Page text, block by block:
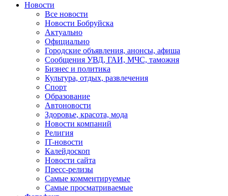
Новости
Все новости
Новости Бобруйска
Актуально
Официально
Городские объявления, анонсы, афиша
Сообщения УВД, ГАИ, МЧС, таможня
Бизнес и политика
Культура, отдых, развлечения
Спорт
Образование
Автоновости
Здоровье, красота, мода
Новости компаний
Религия
IT-новости
Калейдоскоп
Новости сайта
Пресс-релизы
Самые комментируемые
Самые просматриваемые